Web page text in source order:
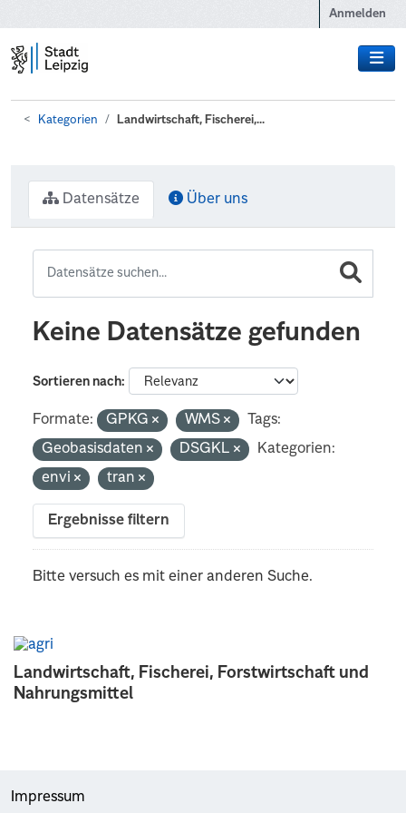
Anmelden
Kategorien Landwirtschaft, Fischerei,...
Landwirtschaft, Fischerei, Forstwirtschaft und
Nahrungsmittel
Datensätze Über uns
Keine Datensätze gefunden
Sortieren nach
Formate: GPKG WMS
Tags:
Geobasisdaten
DSGKL
Kategorien:
envi
tran
Ergebnisse filtern
Bitte versuch es mit einer anderen Suche.
Impressum